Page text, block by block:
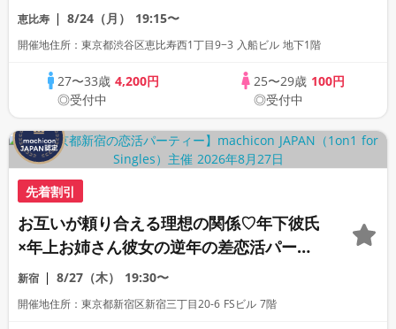
ーティー《上質な1対1相席専用会場》《全
席半個室》《飲み放題付き》《machicon
恵比寿 8/24（月） 19:15〜
開催地住所：東京都渋谷区恵比寿西1丁目9−3 入船ビル 地下1階
27〜33歳4,200円
◎受付中
25〜29歳 100円
◎受付中
先着割引
お互いが頼り合える理想の関係♡年下彼氏
×年上お姉さん彼女の逆年の差恋活パーテ
ィー《全席半個室の上質な1対1相席専用会
場》《machicon JAPAN主催》《ドリン
新宿 8/27（木） 19:30〜
開催地住所：東京都新宿区新宿三丁目20-6 FSビル 7階